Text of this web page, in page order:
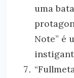
uma
Note” é